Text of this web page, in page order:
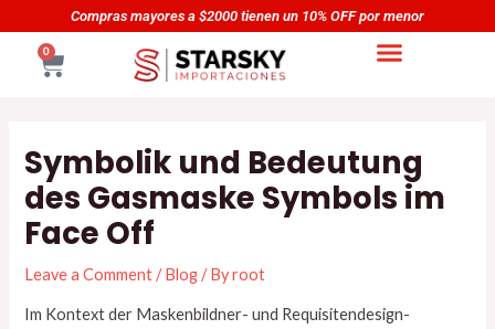
to
content
mayores a $2000 tienen un 10% OFF por menor
0
CART
Symbolik und Bedeutung
des Gasmaske Symbols im
Face Off
Leave a Comment /Blog/ Byroot
Im Kontext der Maskenbildner- und Requisitendesign-
Navegación
de
entradas